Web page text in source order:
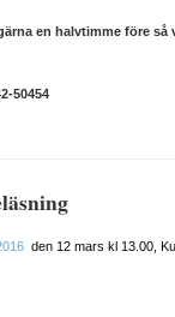
en halvtimme före så
50454
den 12 mars kl 13.00,